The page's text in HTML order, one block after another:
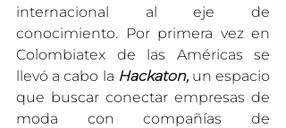
internacional al eje de
conocimiento. Por primera vez en
Colombiatex de las Américas se
llevó a cabo la Hackaton, un espacio
que buscar conectar empresas de
moda con compañías de